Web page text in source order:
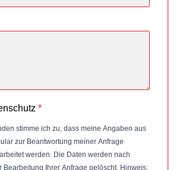
*
stimme ich zu, dass meine Angaben aus
zur Beantwortung meiner Anfrage
werden. Die Daten werden nach
Ihrer Anfrage gelöscht. Hinweis: